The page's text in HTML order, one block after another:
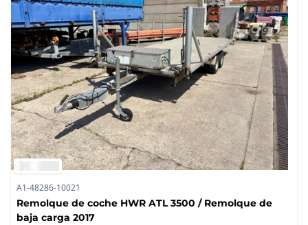
A1-48286-10021
Remolque de coche HWR ATL 3500 / Remolque de
baja carga 2017